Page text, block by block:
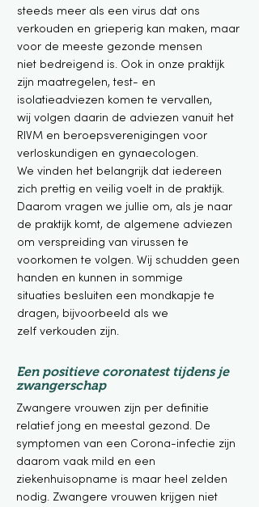
steeds meer als een virus dat ons
verkouden en grieperig kan maken, maar
voor de meeste gezonde mensen
niet bedreigend is. Ook in onze praktijk
zijn maatregelen, test- en
isolatieadviezen komen te vervallen,
wij volgen daarin de adviezen vanuit het
RIVM en beroepsverenigingen voor
verloskundigen en gynaecologen.
We vinden het belangrijk dat iedereen
zich prettig en veilig voelt in de praktijk.
Daarom vragen we jullie om, als je naar
de praktijk komt, de algemene adviezen
om verspreiding van virussen te
voorkomen te volgen. Wij schudden geen
handen en kunnen in sommige
situaties besluiten een mondkapje te
dragen, bijvoorbeeld als we
zelf verkouden zijn.
Een positieve coronatest tijdens je
zwangerschap
Zwangere vrouwen zijn per definitie
relatief jong en meestal gezond. De
symptomen van een Corona-infectie zijn
daarom vaak mild en een
ziekenhuisopname is maar heel zelden
nodig. Zwangere vrouwen krijgen niet